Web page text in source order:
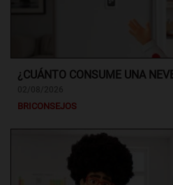
¿CUÁNTO CONSUME UNA
BRICONSEJOS